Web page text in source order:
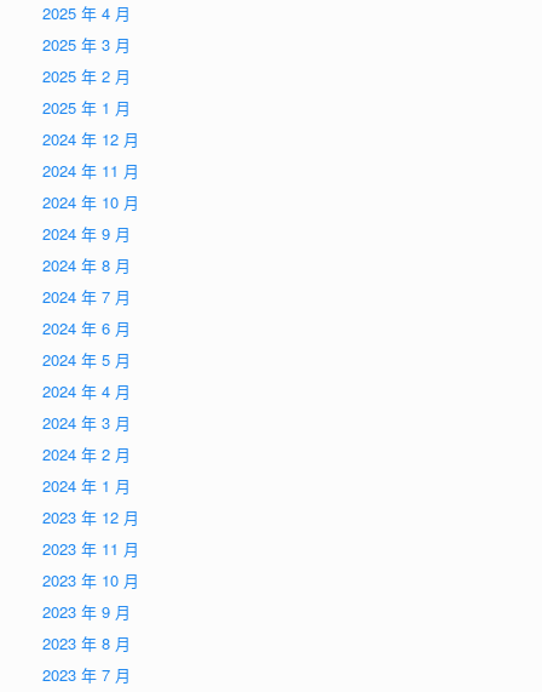
2025 年 4 月
2025 年 3 月
2025 年 2 月
2025 年 1 月
2024 年 12 月
2024 年 11 月
2024 年 10 月
2024 年 9 月
2024 年 8 月
2024 年 7 月
2024 年 6 月
2024 年 5 月
2024 年 4 月
2024 年 3 月
2024 年 2 月
2024 年 1 月
2023 年 12 月
2023 年 11 月
2023 年 10 月
2023 年 9 月
2023 年 8 月
2023 年 7 月